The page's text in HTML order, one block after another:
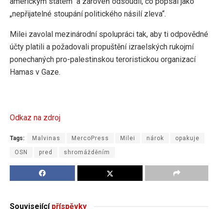
„nepřijatelné stoupání politického násilí zleva“.
Milei zavolal mezinárodní spolupráci tak, aby ti odpovědné
účty platili a požadovali propuštění izraelských rukojmí
ponechaných pro-palestinskou teroristickou organizací
Hamas v Gaze.
Odkaz na zdroj
Tags: Malvinas MercoPress Milei nárok opakuje
OSN pred shromážděním
Souvisejícípříspěvky